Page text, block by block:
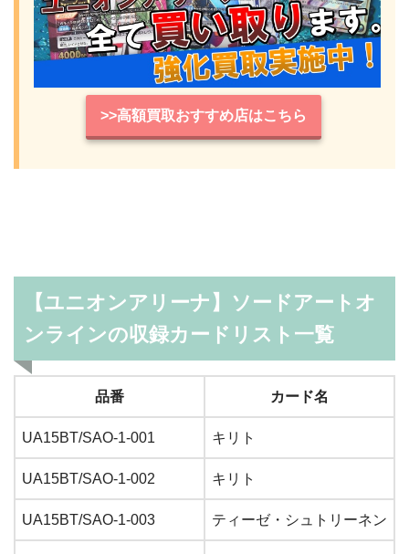
>>高額買取おすすめ店はこちら
【ユニオンアリーナ】ソードアートオ
ンラインの収録カードリスト一覧
品番 カード名
UA15BT/SAO-1-001 キリト
UA15BT/SAO-1-002 キリト
UA15BT/SAO-1-003 ティーゼ・シュトリーネン